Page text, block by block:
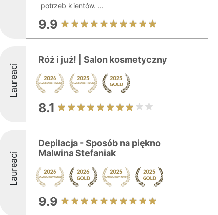
potrzeb klientów. ...
9.9
Laureaci
Róż i już! | Salon kosmetyczny
8.1
Laureaci
Depilacja - Sposób na piękno
Malwina Stefaniak
9.9